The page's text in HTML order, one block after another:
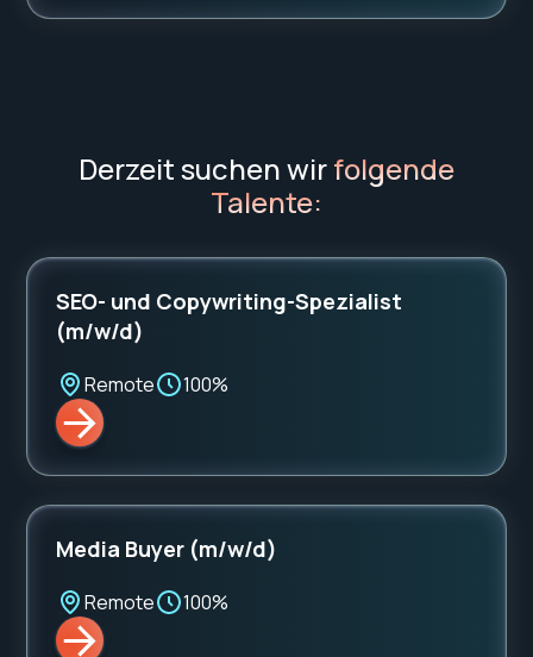
Derzeit suchen wirfolgende
Talente:
SEO- und Copywriting-Spezialist
(m/w/d)
Remote 100%
Media Buyer (m/w/d)
Remote 100%